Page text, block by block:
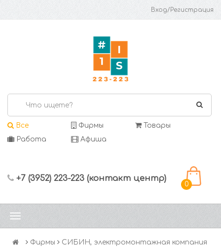
Вход/Регистрация
Все Фирмы
Товары
Работа
Афиша
+7 (3952) 223-223 (контакт центр)
0
Фирмы
СИБИН, электромонтажная компания